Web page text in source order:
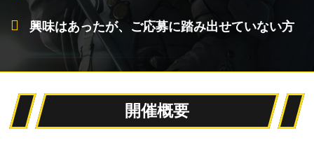
興味はあったが、ご応募に踏み出せていない方
開催概要